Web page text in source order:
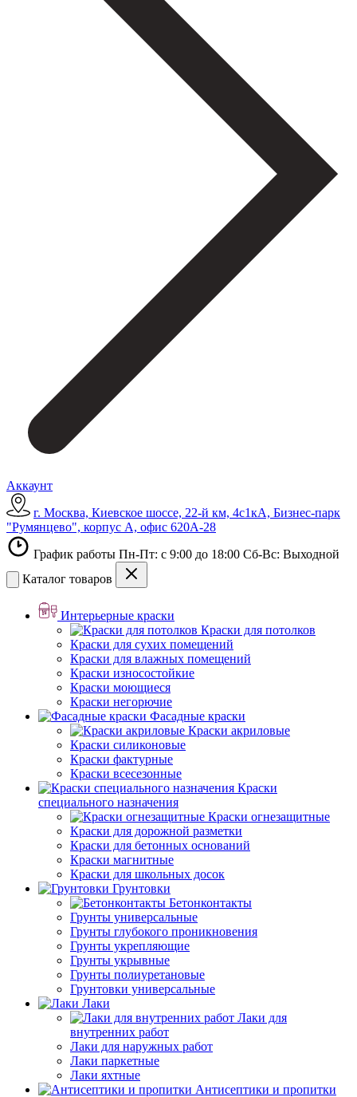
Аккаунт
г. Москва, Киевское шоссе, 22-й км, 4с1кА, Бизнес-парк
"Румянцево", корпус А, офис 620А-28
График работы Пн-Пт: с 9:00 до 18:00 Сб-Вс: Выходной
Каталог товаров
Интерьерные краски
Краски для потолков
Краски для сухих помещений
Краски для влажных помещений
Краски износостойкие
Краски моющиеся
Краски негорючие
Фасадные краски
Краски акриловые
Краски силиконовые
Краски фактурные
Краски всесезонные
Краски
специального назначения
Краски огнезащитные
Краски для дорожной разметки
Краски для бетонных оснований
Краски магнитные
Краски для школьных досок
Грунтовки
Бетонконтакты
Грунты универсальные
Грунты глубокого проникновения
Грунты укрепляющие
Грунты укрывные
Грунты полиуретановые
Грунтовки универсальные
Лаки
Лаки для
внутренних работ
Лаки для наружных работ
Лаки паркетные
Лаки яхтные
Антисептики и пропитки